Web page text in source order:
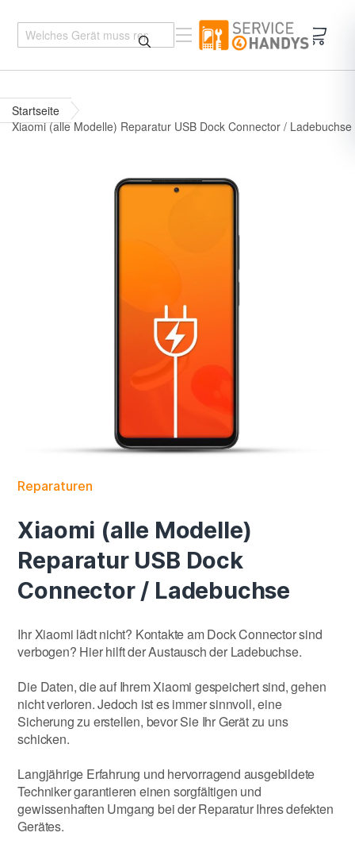
Startseite
Xiaomi (alle Modelle) Reparatur USB Dock Connector / Ladebuchse
Reparaturen
Xiaomi (alle Modelle)
Reparatur USB Dock
Connector / Ladebuchse
Ihr Xiaomi lädt nicht? Kontakte am Dock Connector sind
verbogen? Hier hilft der Austausch der Ladebuchse.
Die Daten, die auf Ihrem Xiaomi gespeichert sind, gehen
nicht verloren. Jedoch ist es immer sinnvoll, eine
Sicherung zu erstellen, bevor Sie Ihr Gerät zu uns
schicken.
Langjährige Erfahrung und hervorragend ausgebildete
Techniker garantieren einen sorgfältigen und
gewissenhaften Umgang bei der Reparatur Ihres defekten
Gerätes.